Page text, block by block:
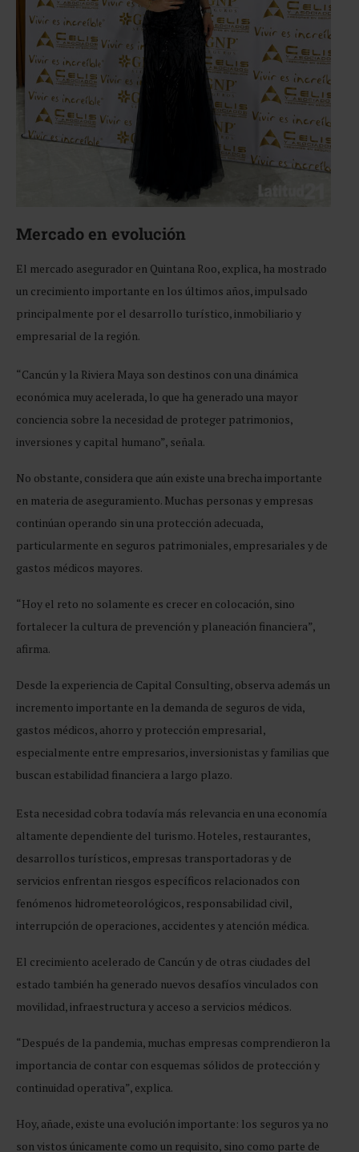
Mercado en evolución
El mercado asegurador en Quintana Roo, explica, ha mostrado
un crecimiento importante en los últimos años, impulsado
principalmente por el desarrollo turístico, inmobiliario y
empresarial de la región.
“Cancún y la Riviera Maya son destinos con una dinámica
económica muy acelerada, lo que ha generado una mayor
conciencia sobre la necesidad de proteger patrimonios,
inversiones y capital humano”, señala.
No obstante, considera que aún existe una brecha importante
en materia de aseguramiento. Muchas personas y empresas
continúan operando sin una protección adecuada,
particularmente en seguros patrimoniales, empresariales y de
gastos médicos mayores.
“Hoy el reto no solamente es crecer en colocación, sino
fortalecer la cultura de prevención y planeación financiera”,
afirma.
Desde la experiencia de Capital Consulting, observa además un
incremento importante en la demanda de seguros de vida,
gastos médicos, ahorro y protección empresarial,
especialmente entre empresarios, inversionistas y familias que
buscan estabilidad financiera a largo plazo.
Esta necesidad cobra todavía más relevancia en una economía
altamente dependiente del turismo. Hoteles, restaurantes,
desarrollos turísticos, empresas transportadoras y de
servicios enfrentan riesgos específicos relacionados con
fenómenos hidrometeorológicos, responsabilidad civil,
interrupción de operaciones, accidentes y atención médica.
El crecimiento acelerado de Cancún y de otras ciudades del
estado también ha generado nuevos desafíos vinculados con
movilidad, infraestructura y acceso a servicios médicos.
“Después de la pandemia, muchas empresas comprendieron la
importancia de contar con esquemas sólidos de protección y
continuidad operativa”, explica.
Hoy, añade, existe una evolución importante: los seguros ya no
son vistos únicamente como un requisito, sino como parte de